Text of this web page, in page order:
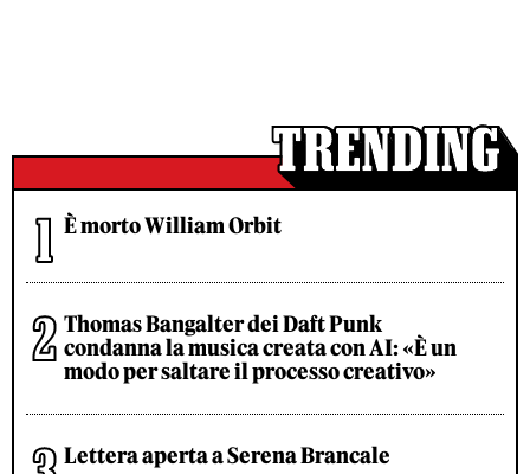
È morto William Orbit
Thomas Bangalter dei Daft Punk
condanna la musica creata con AI: «È un
modo per saltare il processo creativo»
Lettera aperta a Serena Brancale